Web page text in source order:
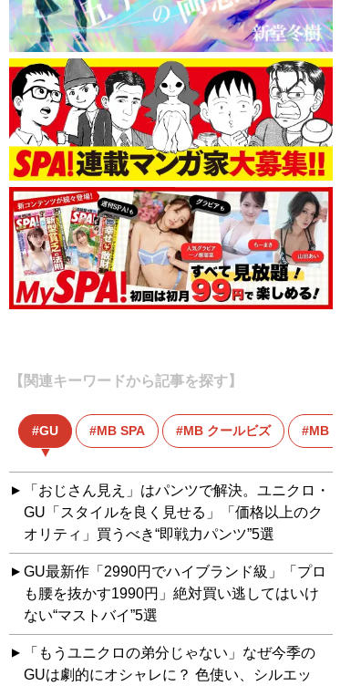
【関連キーワードから記事を探す】
GU MB SPA MB クールビズ MB フ
「おじさん見え」はパンツで解決。ユニクロ・
GU「スタイルを良く見せる」「価格以上のク
オリティ」買うべき“即戦力パンツ”5選
GU最新作「2990円でハイブランド級」「プロ
も腰を抜かす1990円」絶対買い逃してはいけ
ない“マストバイ”5選
「もうユニクロの弟分じゃない」なぜ今季の
GUは劇的にオシャレに？ 色使い、シルエッ